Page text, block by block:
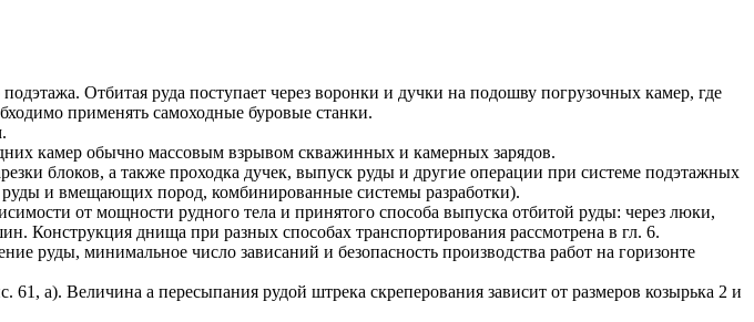
Отбитая руда поступает через воронки и дучки на подошву погрузочных камер, где
применять самоходные буровые станки.
камер обычно массовым взрывом скважинных и камерных зарядов.
блоков, а также проходка дучек, выпуск руды и другие операции при системе подэтажных
и вмещающих пород, комбинированные системы разработки).
от мощности рудного тела и принятого способа выпуска отбитой руды: через люки,
Конструкция днища при разных способах транспортирования рассмотрена в гл. 6.
руды, минимальное число зависаний и безопасность производства работ на горизонте
а). Величина а пересыпания рудой штрека скреперования зависит от размеров козырька 2 и